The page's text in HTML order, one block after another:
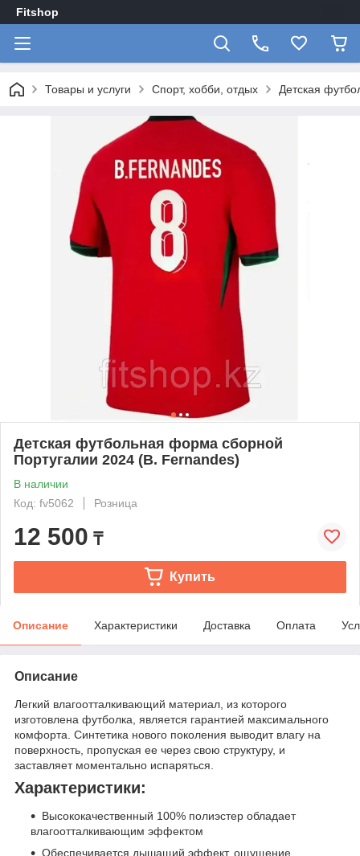
Fitshop
Товары и услуги Спорт, хобби, отдых Детская
Детская футбольная форма сборной
Португалии 2024 (B. Fernandes)
В наличии
Код: fv5062
Розница
12 500 ₸
Купить
Описание Характеристики Доставка Оплата
Описание
Легкий влагоотталкивающий материал, из которого
изготовлена футболка, является гарантией максимального
комфорта. Синтетика нового поколения выводит влагу на
поверхность, пропуская ее через свою структуру, и
заставляет моментально испаряться.
Характеристики:
Высококачественный 100% полиэстер обладает
влагоотталкивающим эффектом
Обеспечивается дышащий эффект, ощущение